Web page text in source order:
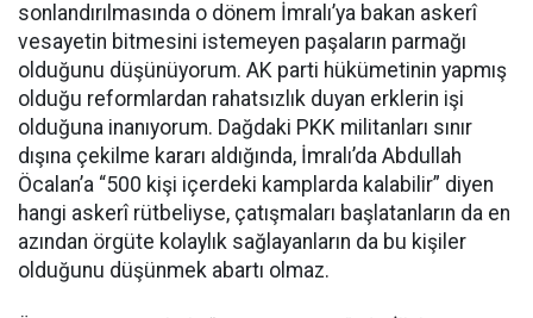
sonlandırılmasında o dönem İmralı’ya bakan askerî
vesayetin bitmesini istemeyen paşaların parmağı
olduğunu düşünüyorum. AK parti hükümetinin yapmış
olduğu reformlardan rahatsızlık duyan erklerin işi
olduğuna inanıyorum. Dağdaki PKK militanları sınır
dışına çekilme kararı aldığında, İmralı’da Abdullah
Öcalan’a “500 kişi içerdeki kamplarda kalabilir” diyen
hangi askerî rütbeliyse, çatışmaları başlatanların da en
azından örgüte kolaylık sağlayanların da bu kişiler
olduğunu düşünmek abartı olmaz.